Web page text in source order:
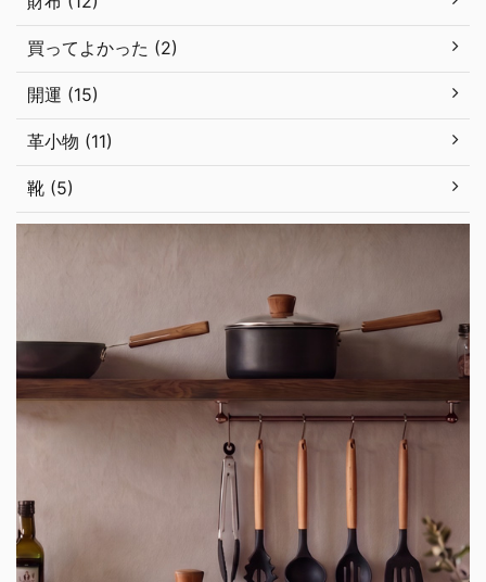
買ってよかった (2)
開運 (15)
革小物 (11)
靴 (5)